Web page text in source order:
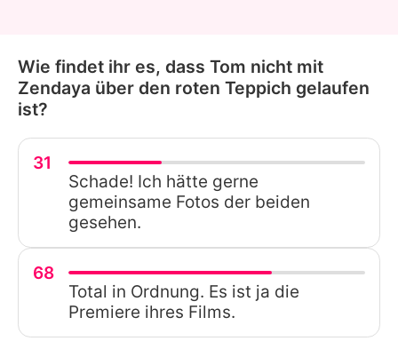
Wie findet ihr es, dass Tom nicht mit
Zendaya über den roten Teppich gelaufen
ist?
31
Schade! Ich hätte gerne
gemeinsame Fotos der beiden
gesehen.
68
Total in Ordnung. Es ist ja die
Premiere ihres Films.